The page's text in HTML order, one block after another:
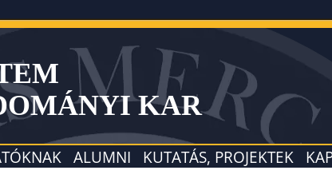
KAR
ALUMNI KUTATÁS, PROJEKTEK